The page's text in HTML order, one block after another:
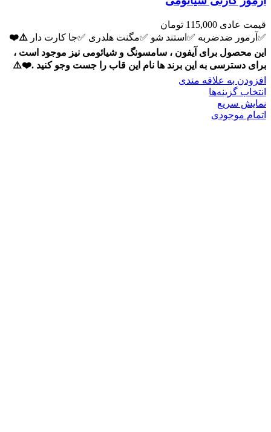
قیمت عادی 115,000 تومان
✅آرمور ضدضربه ✅استند شو ✅مگنت هلدری ✅جا کارت دار ⚠️❤️
این محصول برای آیفون ، سامسونگ و شیائومی نیز موجود است ،
برای دسترسی به این برند ها نام این قاب را جست وجو کنید .❤️⚠️
افزودن به علاقه مندی
انتخاب گزینه‌ها
نمایش سریع
اتمام موجودی